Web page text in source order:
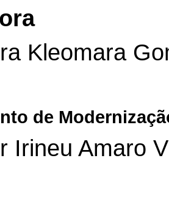
Kleomara
de
Irineu Amaro